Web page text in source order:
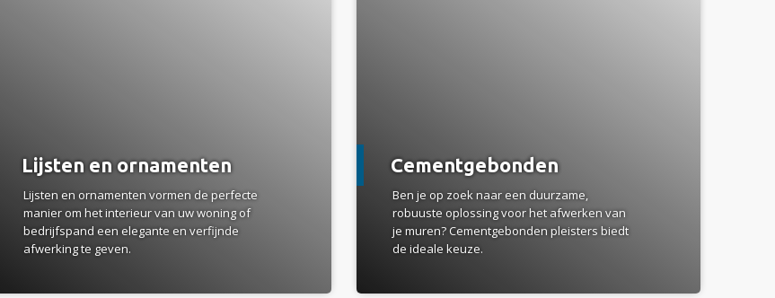
Lijsten en ornamenten
Lijsten en ornamenten vormen de perfecte
manier om het interieur van uw woning of
bedrijfspand een elegante en verfijnde
afwerking te geven.
Cementgebonden
Ben je op zoek naar een duurzame,
robuuste oplossing voor het afwerken van
je muren? Cementgebonden pleisters biedt
de ideale keuze.